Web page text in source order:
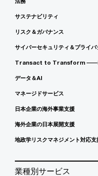
サステナビリティ
リスク＆ガバナンス
サイバーセキュリティ＆プライバ
Transact to Transform
データ＆AI
マネージドサービス
日本企業の海外事業支援
海外企業の日本展開支援
地政学リスクマネジメント対応支
業種別サービス